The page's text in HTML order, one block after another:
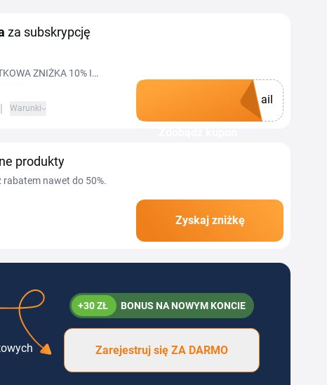
za subskrypcję
ZNIŻKA 10% I
| Warunki
ail
produkty
nawet do 50%.
Zyskaj zniżkę
+30 ZŁ BONUS NA NOWYM KONCIE
Zarejestruj się ZA DARMO